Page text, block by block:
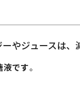
やジュースは、
液です。